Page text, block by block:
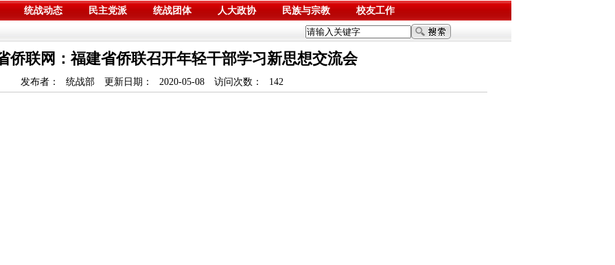
统战动态 民主党派 统战团体 人大政协 民族与宗教 校友工作
侨联网：福建省侨联召开年轻干部学习新思想交流会
发布者： 统战部 更新日期： 2020-05-08 访问次数： 142